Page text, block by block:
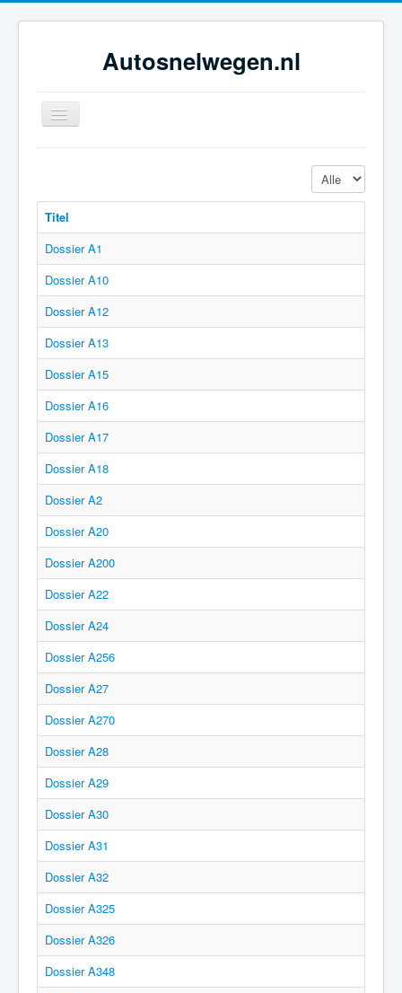
Autosnelwegen.nl
Toggle
Navigation
Netwerkontwikkeling
Dossiers
Tijdsbeelden
Foto-galerie
Toon #
Titel
Dossier A1
Dossier A10
Dossier A12
Dossier A13
Dossier A15
Dossier A16
Dossier A17
Dossier A18
Dossier A2
Dossier A20
Dossier A200
Dossier A22
Dossier A24
Dossier A256
Dossier A27
Dossier A270
Dossier A28
Dossier A29
Dossier A30
Dossier A31
Dossier A32
Dossier A325
Dossier A326
Dossier A348